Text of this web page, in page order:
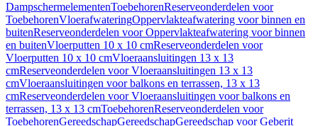
DampschermelementenToebehorenReserveonderdelen voor
ToebehorenVloerafwateringOppervlakteafwatering voor binnen en
buitenReserveonderdelen voor Oppervlakteafwatering voor binnen
en buitenVloerputten 10 x 10 cmReserveonderdelen voor
Vloerputten 10 x 10 cmVloeraansluitingen 13 x 13
cmReserveonderdelen voor Vloeraansluitingen 13 x 13
cmVloeraansluitingen voor balkons en terrassen, 13 x 13
cmReserveonderdelen voor Vloeraansluitingen voor balkons en
terrassen, 13 x 13 cmToebehorenReserveonderdelen voor
ToebehorenGereedschapGereedschapGereedschap voor Geberit